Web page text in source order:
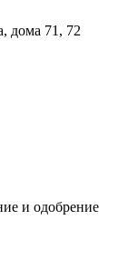
дома 71, 72
и одобрение